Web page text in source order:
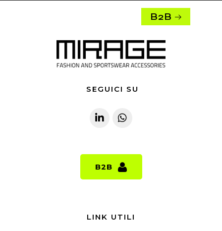
B2B
SEGUICI SU
B2B
B2B
LINK UTILI